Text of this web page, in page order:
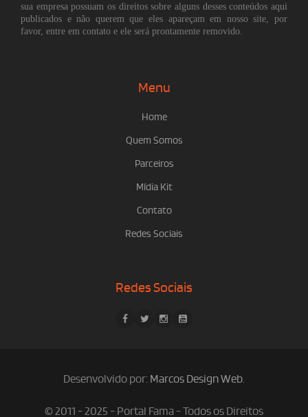
sua empresa possuam os direitos sobre alguns desses conteúdos aqui
publicados e não querem que eles apareçam em nosso site, por
favor, entre em contato e ele será prontamente removido.
Menu
Home
Quem Somos
Parceiros
Mídia Kit
Contato
Redes Sociais
Redes Sociais
Desenvolvido por: Marcos Design Web.
© 2011 - 2025 - Portal Fama - Todos os Direitos